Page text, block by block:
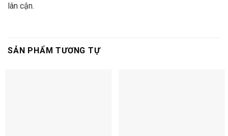
lân cận.
SẢN PHẨM TƯƠNG TỰ